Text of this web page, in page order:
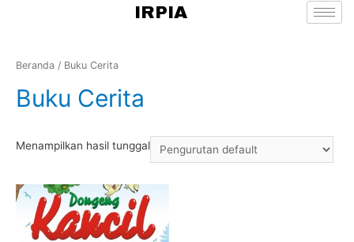
IRPIA
Beranda / Buku Cerita
Buku Cerita
Menampilkan hasil tunggal